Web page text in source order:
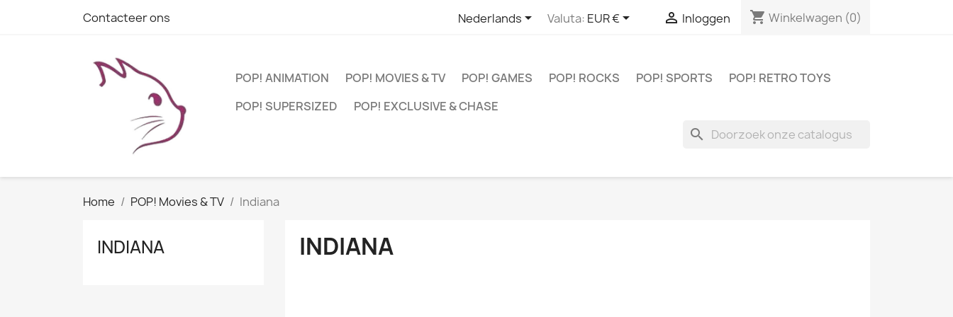
Contacteer ons Nederlands Valuta: EUR €  Inloggen shopping_cart Winkelwagen (0)
POP! ANIMATION POP! MOVIES & TV POP! GAMES POP! ROCKS POP! SPORTS
POP! RETRO TOYS
POP! SUPERSIZED
POP! EXCLUSIVE & CHASE
search
Home POP! Movies & TV Indiana
INDIANA INDIANA